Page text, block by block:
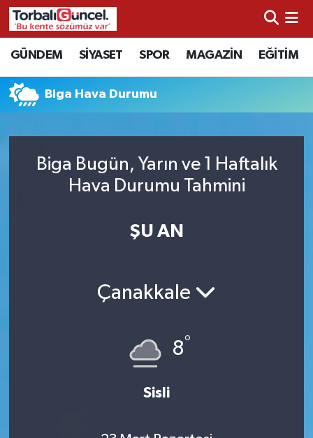
GÜNDEM SİYASET SPOR MAGAZİN EĞİTİM
Biga Hava Durumu
Biga Bugün, Yarın ve 1 Haftalık
Hava Durumu Tahmini
ŞU AN
Çanakkale
8°
Sisli
İzmir Nöbetçi Eczaneler
İzmir Hava Durumu
İzmir Trafik Yoğunluk Haritası
Süper Lig Puan Durumu ve Fikstür
Haber Arşivi